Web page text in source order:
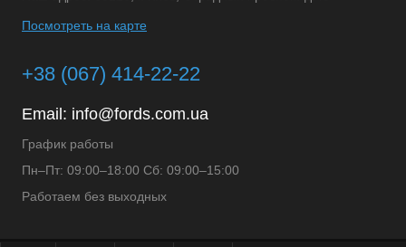
Посмотреть на карте
+38 (067) 414-22-22
Email: info@fords.com.ua
График работы
Пн–Пт: 09:00–18:00 Сб: 09:00–15:00
Работаем без выходных